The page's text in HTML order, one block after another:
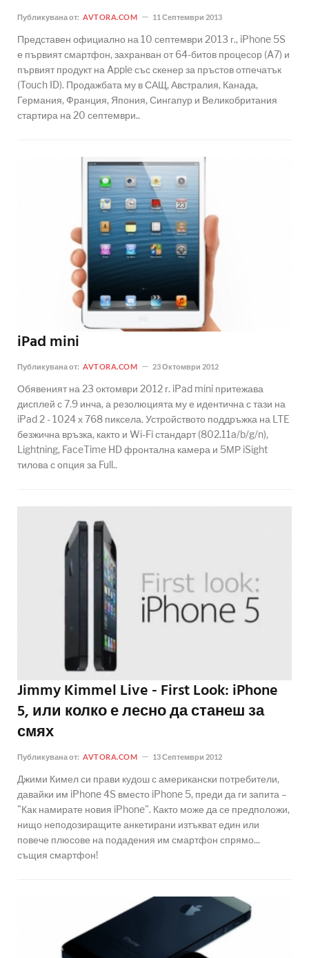
Публикувана от: AVTORA.COM 11 Септември 2013
Представен официално на 10 септември 2013 г., iPhone 5S
е първият смартфон, захранван от 64-битов процесор (A7) и
първият продукт на Apple със скенер за пръстов отпечатък
(Touch ID). Продажбата му в САЩ, Австралия, Канада,
Германия, Франция, Япония, Сингапур и Великобритания
стартира на 20 септември..
iPad mini
Публикувана от: AVTORA.COM 23 Октомври 2012
Обявеният на 23 октомври 2012 г. iPad mini притежава
дисплей с 7.9 инча, а резолюцията му е идентична с тази на
iPad 2 - 1024 х 768 пиксела. Устройството поддръжка на LTE
безжична връзка, както и Wi-Fi стандарт (802.11a/b/g/n),
Lightning, FaceTime HD фронтална камера и 5МР iSight
тилова с опция за Full..
Jimmy Kimmel Live - First Look: iPhone
5, или колко е лесно да станеш за
смях
Публикувана от: AVTORA.COM 13 Септември 2012
Джими Кимел си прави кудош с американски потребители,
давайки им iPhone 4S вместо iPhone 5, преди да ги запита –
"Как намирате новия iPhone". Както може да се предположи,
нищо неподозиращите анкетирани изтъкват един или
повече плюсове на подадения им смартфон спрямо...
същия смартфон!